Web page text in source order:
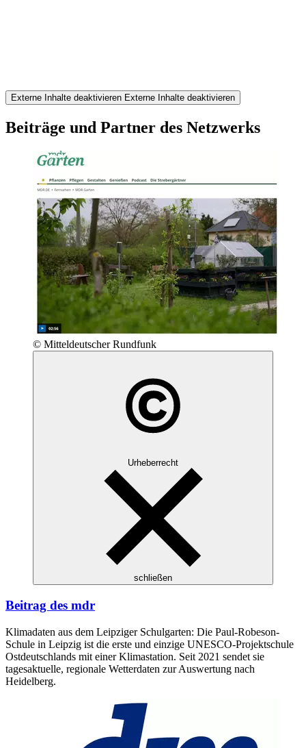
Externe Inhalte deaktivieren Externe Inhalte deaktivieren
Beiträge und Partner des Netzwerks
© Mitteldeutscher Rundfunk
Urheberrecht
schließen
Beitrag des mdr
Klimadaten aus dem Leipziger Schulgarten: Die Paul-Robeson-
Schule in Leipzig ist die erste und einzige UNESCO-Projektschule
Ostdeutschlands mit einer Klimastation. Seit 2021 sendet sie
tagesaktuelle, regionale Wetterdaten zur Auswertung nach
Heidelberg.